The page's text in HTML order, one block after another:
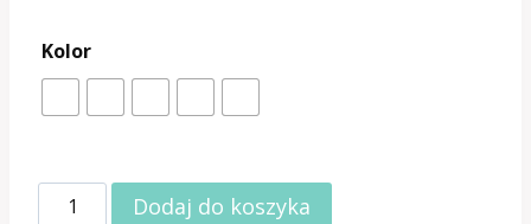
Kolor
ilość
Dodaj do koszyka